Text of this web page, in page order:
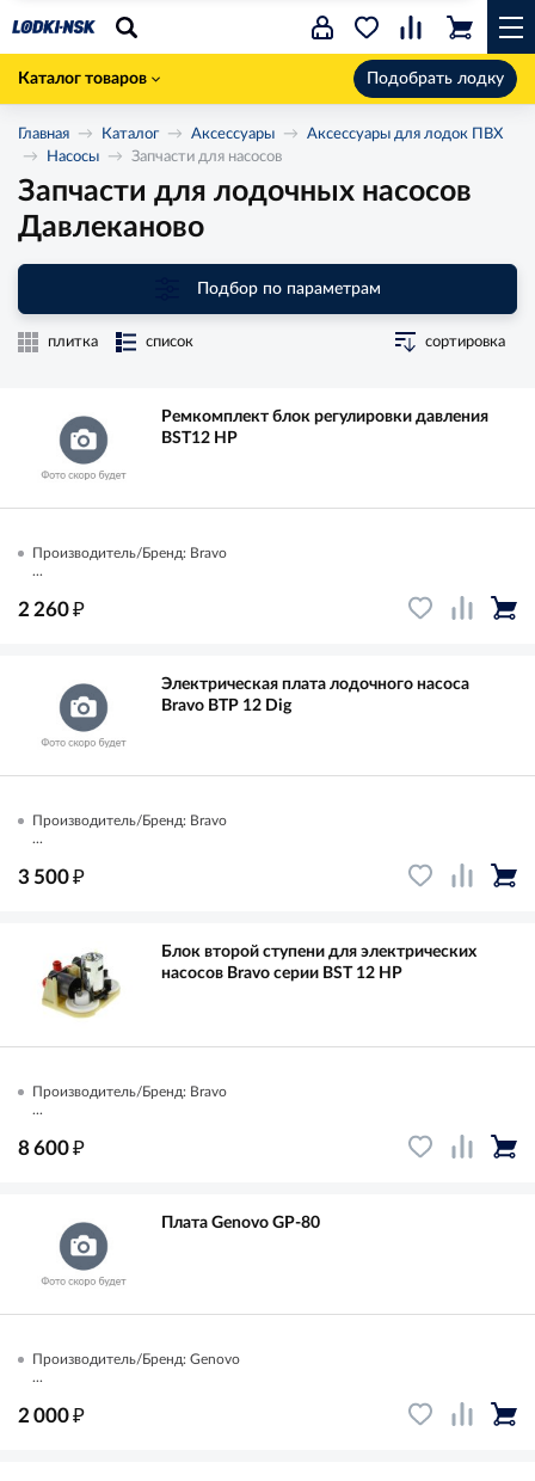
Каталог товаров Подобрать лодку
Главная Каталог Аксессуары
Аксессуары для лодок ПВХ
Насосы
Запчасти для насосов
Запчасти для лодочных насосов
Давлеканово
Подбор по параметрам
плитка список сортировка
Ремкомплект блок регулировки давления
BST12 НР
Производитель/Бренд: Bravo
...
2 260₽
Электрическая плата лодочного насоса
Bravo BTP 12 Dig
Производитель/Бренд: Bravo
...
3 500₽
Блок второй ступени для электрических
насосов Bravo серии BST 12 HP
Производитель/Бренд: Bravo
...
8 600₽
Плата Genovo GP-80
Производитель/Бренд: Genovo
...
2 000₽